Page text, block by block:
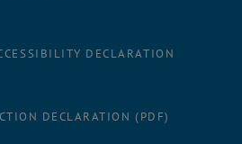
DECLARATION
DECLARATION (PDF)